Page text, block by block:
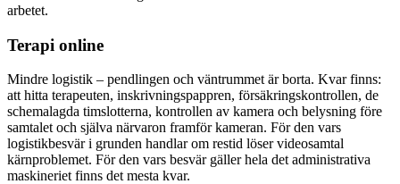
arbetet.
Terapi online
Mindre logistik – pendlingen och väntrummet är borta. Kvar finns:
att hitta terapeuten, inskrivningspappren, försäkringskontrollen, de
schemalagda timslotterna, kontrollen av kamera och belysning före
samtalet och själva närvaron framför kameran. För den vars
logistikbesvär i grunden handlar om restid löser videosamtal
kärnproblemet. För den vars besvär gäller hela det administrativa
maskineriet finns det mesta kvar.